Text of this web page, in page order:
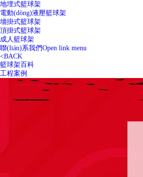
地埋式籃球架
電動(dòng)液壓籃球架
墻掛式籃球架
頂掛式籃球架
成人籃球架
聯(lián)系我們Open link menu
<BACK
籃球架百科
工程案例